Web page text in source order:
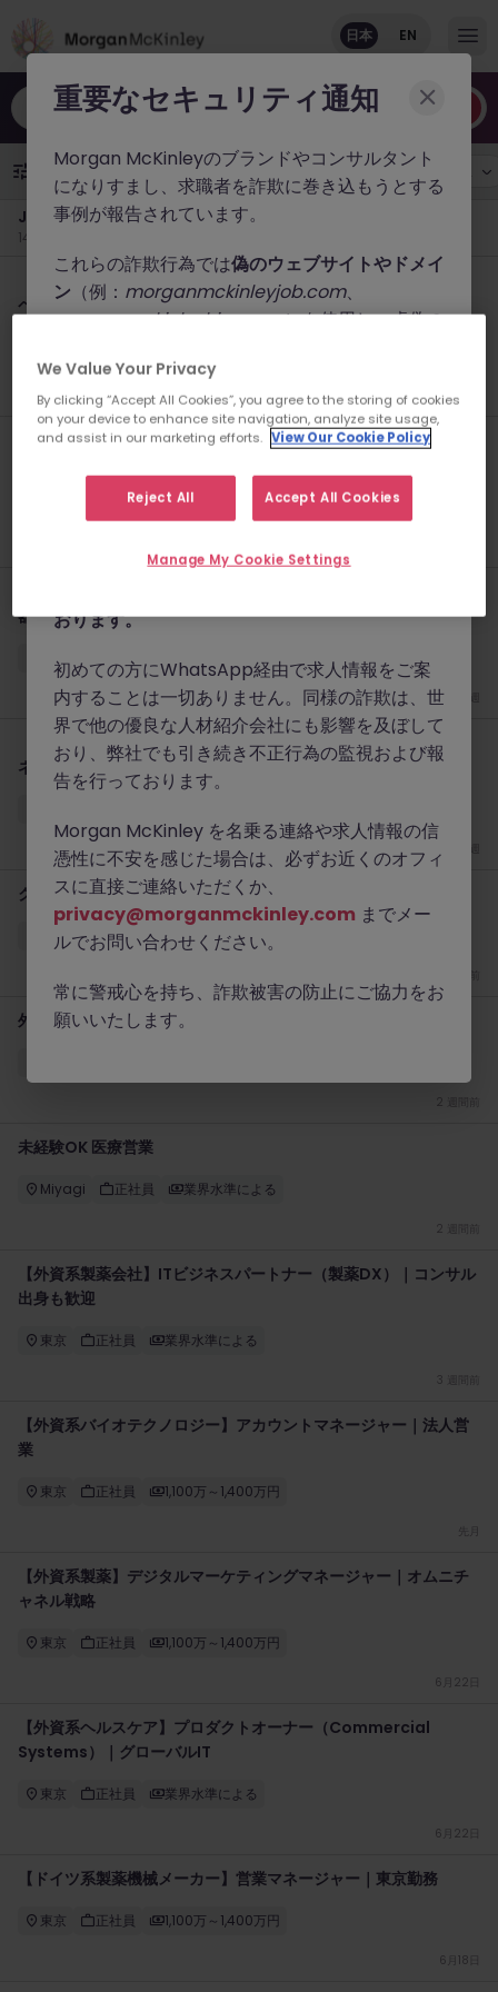
職種やキーワードなど
日本 EN
職種 1 勤務地 雇用形態
Japan新着求人
14件の求人があります
【外資系ヘルスケア企業】コマーシャルオペレーション シニアス
ペシャリスト｜営業データ分析・CRM運用
新着 4 時間前
【外資系医療技術】プロダクトマーケティングマネージャー｜が
正社員 1,400万～1,700万円
器）
東京 正社員
【外資系がん診断技術】メディカルサイエンス・アシスタントマ
ネージャー｜精密医療に貢献
クリニカルフィールドトレーナー（医療機器）
大阪 正社員 550万円～800万円
外資系 クリニカルトレーナー（医療機器）｜東京
2 週間前
未経験OK 医療営業
Miyagi 正社員 業界水準による
2 週間前
【外資系製薬会社】ITビジネスパートナー（製薬DX）｜コンサル
出身も歓迎
東京 正社員 業界水準による
3 週間前
【外資系バイオテクノロジー】アカウントマネージャー｜法人営
業
東京 正社員 1,100万～1,400万円
【外資系製薬】デジタルマーケティングマネージャー｜オムニチ
ャネル戦略
東京 正社員 1,100万～1,400万円
6月22日
【外資系ヘルスケア】プロダクトオーナー（Commercial
Systems）｜グローバルIT
東京 正社員 業界水準による
6月22日
【ドイツ系製薬機械メーカー】営業マネージャー｜東京勤務
東京 正社員 1,100万～1,400万円
6月18日
重要なセキュリティ通知
Morgan McKinleyのブランドやコンサルタント
になりすまし、求職者を詐欺に巻き込もうとする
事例が報告されています。
これらの詐欺行為では偽のウェブサイトやドメイ
ン （例： morganmckinleyjob.com、
morganmckinleyhire.com）を使用し、虚偽の
で、WhatsApp などのメッセージアプリを通じ
て偽の求人情報を配信し、個人情報の提供や、場
合によっては前払い金を請求しています。
Morgan McKinleyでは、公式ウェブサイト（
www.morganmckinley.com ）および正規の
メールアドレス、LinkedIn、または弊社オフィ
おります。
初めての方にWhatsApp経由で求人情報をご案
内することは一切ありません。同様の詐欺は、世
界で他の優良な人材紹介会社にも影響を及ぼして
おり、弊社でも引き続き不正行為の監視および報
告を行っております。
Morgan McKinley を名乗る連絡や求人情報の信
憑性に不安を感じた場合は、必ずお近くのオフィ
スに直接ご連絡いただくか、
privacy@morganmckinley.com までメー
ルでお問い合わせください。
常に警戒心を持ち、詐欺被害の防止にご協力をお
願いいたします。
We Value Your Privacy
By clicking “Accept All Cookies”, you agree to the storing of cookies
on your device to enhance site navigation, analyze site usage,
and assist in our marketing efforts. View Our Cookie Policy
Reject All Accept All Cookies
Manage My Cookie Settings